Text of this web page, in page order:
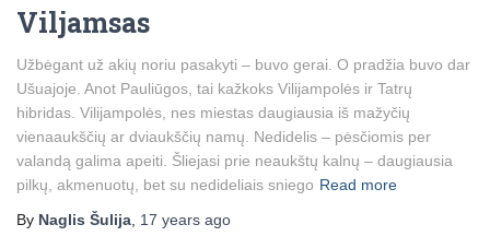
Viljamsas
Užbėgant už akių noriu pasakyti – buvo gerai. O pradžia buvo dar
Ušuajoje. Anot Pauliūgos, tai kažkoks Vilijampolės ir Tatrų
hibridas. Vilijampolės, nes miestas daugiausia iš mažyčių
vienaaukščių ar dviaukščių namų. Nedidelis – pėsčiomis per
valandą galima apeiti. Šliejasi prie neaukštų kalnų – daugiausia
pilkų, akmenuotų, bet su nedideliais sniego Read more
By Naglis Šulija 17 years ago